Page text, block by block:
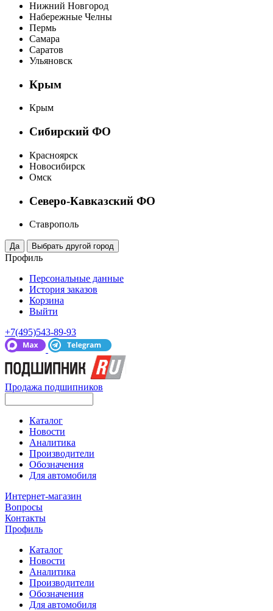
Нижний Новгород
Набережные Челны
Пермь
Самара
Саратов
Ульяновск
Крым
Крым
Сибирский ФО
Красноярск
Новосибирск
Омск
Северо-Кавказский ФО
Ставрополь
Профиль
Персональные данные
История заказов
Корзина
Выйти
+7(495)543-89-93
Продажа подшипников
Каталог
Новости
Аналитика
Производители
Обозначения
Для автомобиля
Интернет-магазин
Вопросы
Контакты
Профиль
Каталог
Новости
Аналитика
Производители
Обозначения
Для автомобиля